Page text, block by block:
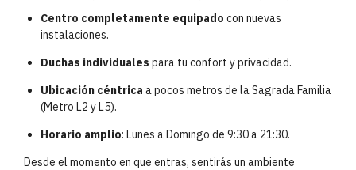
Centro completamente equipado con nuevas
instalaciones.
Duchas individuales para tu confort y privacidad.
Ubicación céntrica a pocos metros de la Sagrada Familia
(Metro L2 y L5).
Horario amplio: Lunes a Domingo de 9:30 a 21:30.
Desde el momento en que entras, sentirás un ambiente